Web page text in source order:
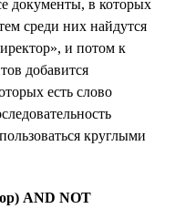
документы, в которых
среди них найдутся
и потом к
добавится
есть слово
круглыми
AND NOT